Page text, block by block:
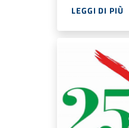
LEGGI DI PIÙ